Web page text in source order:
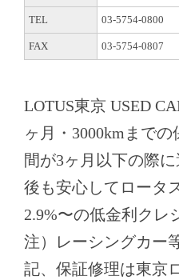
TEL 03-5754-0800
FAX 03-5754-0807
LOTUS東京 USED
ヶ月・3000kmまで
間が3ヶ月以下の際
後も安心してロータ
2.9%〜の低金利クレ
注）レーシングカー
記、保証修理は東京